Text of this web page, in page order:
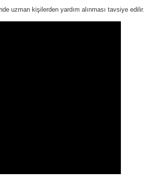
uzman kişilerden yardım alınması tavsiye edilir.